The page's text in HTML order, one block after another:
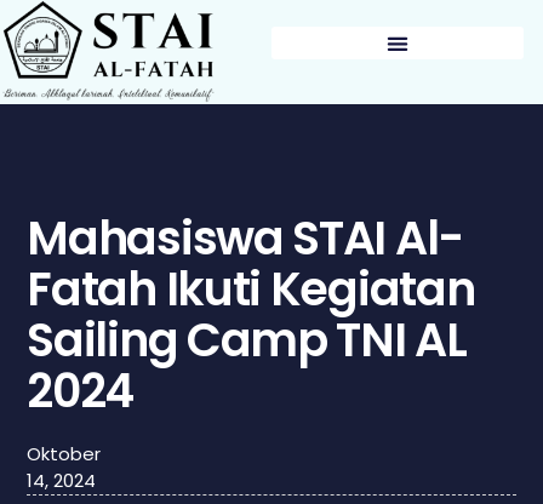
Mahasiswa STAI Al-
Fatah Ikuti Kegiatan
Sailing Camp TNI AL
2024
Oktober
14, 2024